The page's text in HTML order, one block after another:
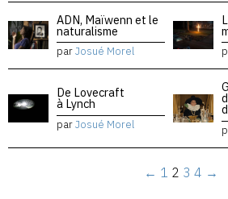
ADN, Maïwenn et le
naturalisme
parJosué Morel
De Lovecraft
à Lynch
parJosué Morel
← 1 2 3 4 →